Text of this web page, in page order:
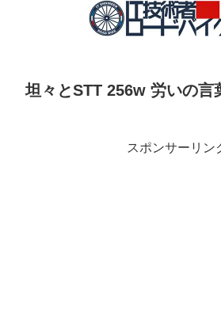
坦々とSTT 256w 労いの言
スポンサーリン